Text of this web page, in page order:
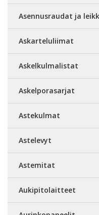
Asennusraudat ja
Askarteluliimat
Askelkulmalistat
Askelporasarjat
Astekulmat
Astelevyt
Astemitat
Aukipitolaitteet